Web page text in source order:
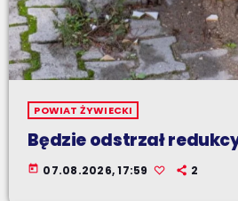
POWIAT ŻYWIECKI
Będzie odstrzał
today 07.08.2026, 17:59 2